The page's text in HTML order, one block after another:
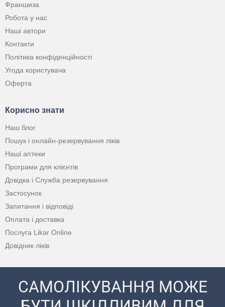
Франшиза
Робота у нас
Наші автори
Контакти
Політика конфіденційності
Угода користувача
Оферта
Корисно знати
Наш блог
Пошук і онлайн-резервування ліків
Наші аптеки
Програми для клієнтів
Довідка і Служба резервування
Застосунок
Запитання і відповіді
Оплата і доставка
Послуга Likar Online
Довідник ліків
САМОЛІКУВАННЯ МОЖЕ